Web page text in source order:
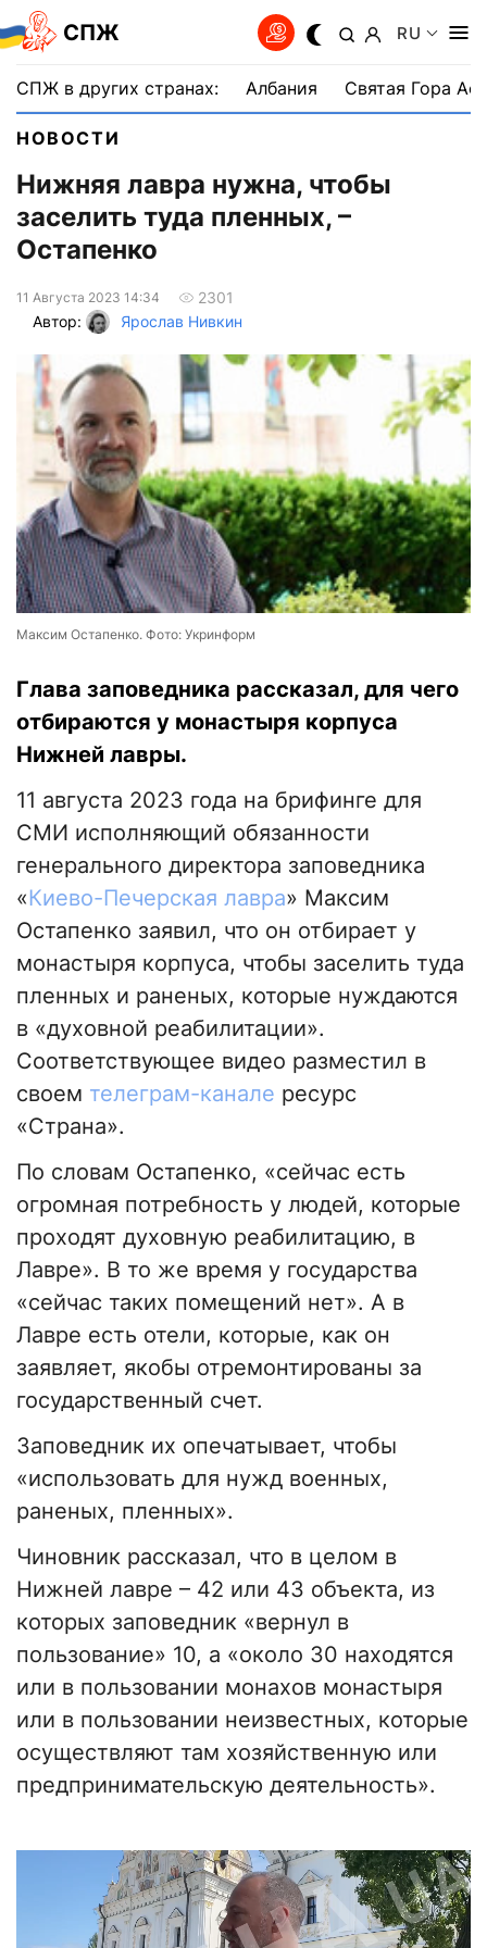
СПЖ RU
СПЖ в других странах: Албания Святая Гора
НОВОСТИ
Нижняя лавра нужна, чтобы
заселить туда пленных, –
Остапенко
11 Августа 2023 14:34
2301
Автор:
Ярослав Нивкин
Максим Остапенко. Фото: Укринформ
Глава заповедника рассказал, для чего
отбираются у монастыря корпуса
Нижней лавры.
11 августа 2023 года на брифинге для
СМИ исполняющий обязанности
генерального директора заповедника
«Киево-Печерская лавра» Максим
Остапенко заявил, что он отбирает у
монастыря корпуса, чтобы заселить туда
пленных и раненых, которые нуждаются
в «духовной реабилитации».
Соответствующее видео разместил в
своем телеграм-канале ресурс
«Страна».
По словам Остапенко, «сейчас есть
огромная потребность у людей, которые
проходят духовную реабилитацию, в
Лавре». В то же время у государства
«сейчас таких помещений нет». А в
Лавре есть отели, которые, как он
заявляет, якобы отремонтированы за
государственный счет.
Заповедник их опечатывает, чтобы
«использовать для нужд военных,
раненых, пленных».
Чиновник рассказал, что в целом в
Нижней лавре – 42 или 43 объекта, из
которых заповедник «вернул в
пользование» 10, а «около 30 находятся
или в пользовании монахов монастыря
или в пользовании неизвестных, которые
осуществляют там хозяйственную или
предпринимательскую деятельность».